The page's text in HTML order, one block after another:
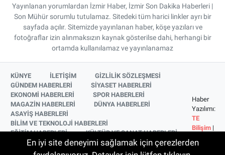
Yayınlanan yorumlardan İzmir Haber, İzmir Son Dakika Haberleri |
Son Mühür sorumlu tutulamaz. Sitedeki tüm harici linkler ayrı bir
sayfada açılır. Sitemizde yayınlanan haber, köşe yazıları ve
fotoğraflar izin alınmaksızın kaynak gösterilse dahi, herhangi bir
ortamda kullanılamaz ve yayınlanamaz
KÜNYE İLETİŞİM
GİZLİLİK SÖZLEŞMESİ
GÜNDEM HABERLERİ
SİYASET HABERLERİ
EKONOMİ HABERLERİ
SPOR HABERLERİ
MAGAZİN HABERLERİ
DÜNYA HABERLERİ
ASAYİŞ HABERLERİ
BİLİM VE TEKNOLOJİ HABERLERİ
EĞİTİM HABERLERİ
KÜLTÜR VE SANAT HABERLERİ
SAĞLIK HABERLERİ
YAŞAM HABERLERİ
YEREL HABERLER
İZMİR HABERLERİ
Haber
Yazılımı:
TE
Bilişim |
© 2026
En iyi site deneyimi sağlamak için çerezlerden